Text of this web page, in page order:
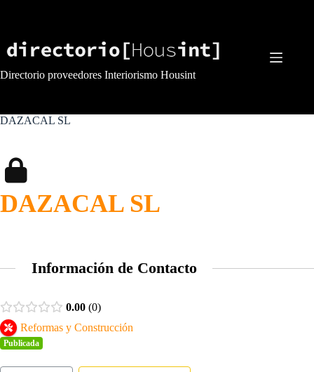
Directorio proveedores Interiorismo Housint
DAZACAL SL
DAZACAL SL
Información de Contacto
0.00 0
Reformas y Construcción
Publicada